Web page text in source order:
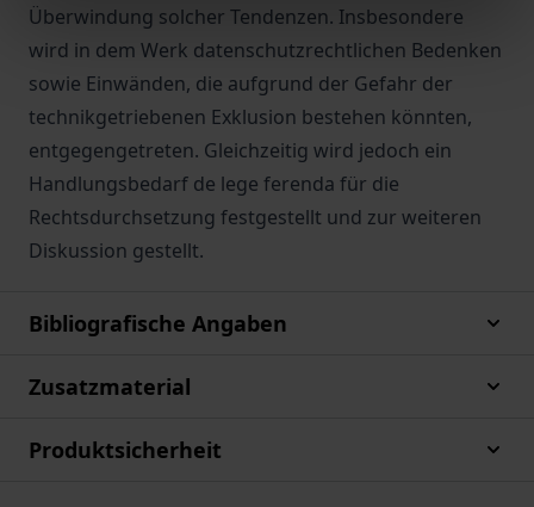
Überwindung solcher Tendenzen. Insbesondere
wird in dem Werk datenschutzrechtlichen Bedenken
sowie Einwänden, die aufgrund der Gefahr der
technikgetriebenen Exklusion bestehen könnten,
entgegengetreten. Gleichzeitig wird jedoch ein
Handlungsbedarf de lege ferenda für die
Rechtsdurchsetzung festgestellt und zur weiteren
Diskussion gestellt.
Bibliografische Angaben
Zusatzmaterial
Produktsicherheit